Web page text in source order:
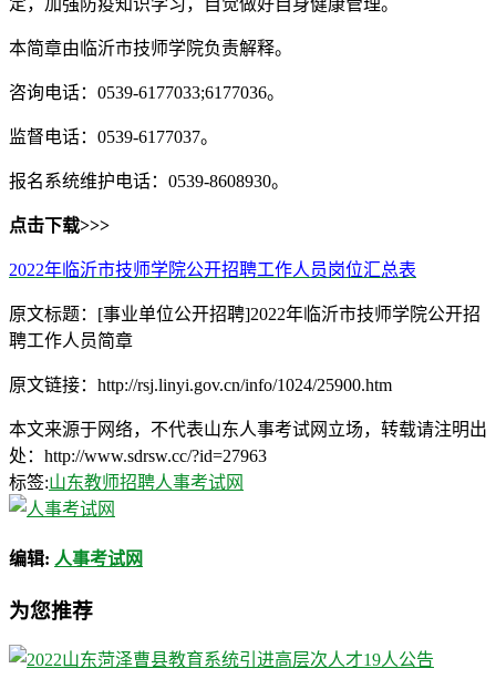
本简章由临沂市技师学院负责解释。
咨询电话：0539-6177033;6177036。
监督电话：0539-6177037。
报名系统维护电话：0539-8608930。
点击下载>>>
2022年临沂市技师学院公开招聘工作人员岗位汇总表
原文标题：[事业单位公开招聘]2022年临沂市技师学院公开招
聘工作人员简章
原文链接：http://rsj.linyi.gov.cn/info/1024/25900.htm
本文来源于网络，不代表山东人事考试网立场，转载请注明出
处：http://www.sdrsw.cc/?id=27963
标签:山东教师招聘人事考试网
编辑: 人事考试网
为您推荐